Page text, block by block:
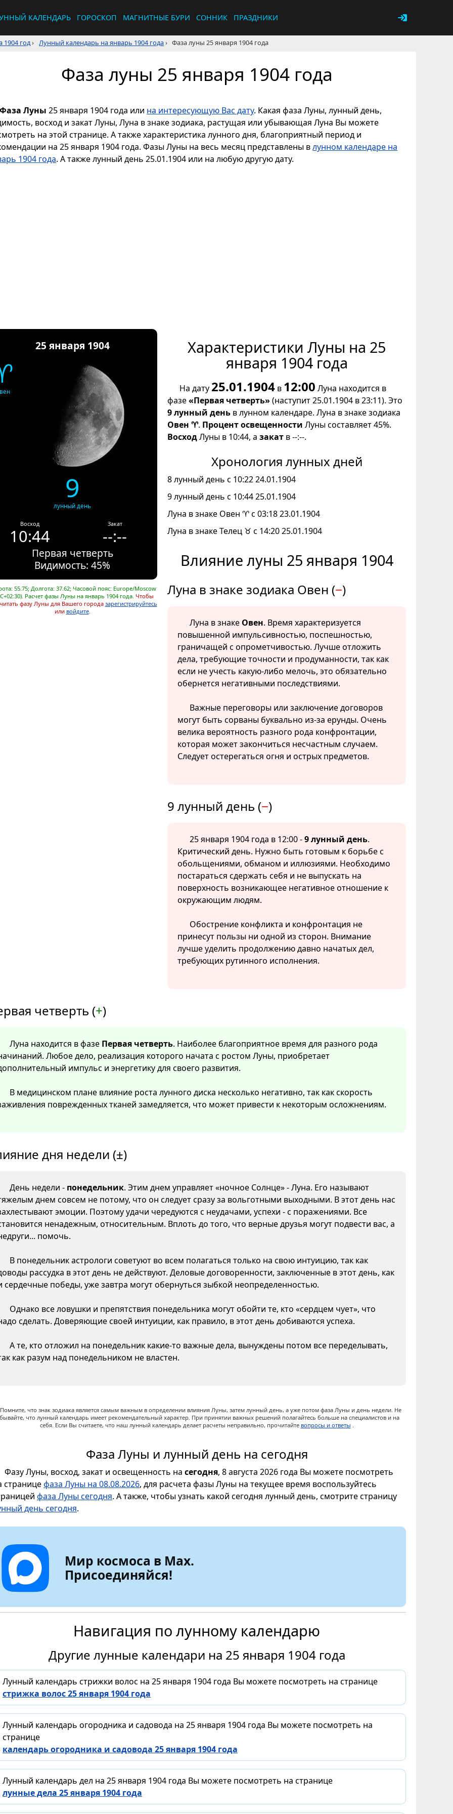
КАЛЕНДАРЬ ГОРОСКОП МАГНИТНЫЕ БУРИ СОННИК ПРАЗДНИКИ
1904 год› Лунный календарь на январь 1904 года› Фаза луны 25 января 1904 года
Фаза луны 25 января 1904 года
Фаза Луны 25 января 1904 года или на интересующую Вас дату. Какая фаза Луны, лунный день,
восход и закат Луны, Луна в знаке зодиака, растущая или убывающая Луна Вы можете
на этой странице. А также характеристика лунного дня, благоприятный период и
на 25 января 1904 года. Фазы Луны на весь месяц представлены влунном календаре на
1904 года. А также лунный день 25.01.1904 или на любую другую дату.
25 января 1904
9
лунный день
Восход
10:44
Закат
--:--
Первая четверть
Видимость: 45%
55.75; Долгота: 37.62; Часовой пояс: Europe/Moscow
Расчет фазы Луны на январь 1904 года. Чтобы
фазу Луны для Вашего города зарегистрируйтесь
или войдите.
Характеристики Луны на 25
января 1904 года
На дату 25.01.1904 в 12:00 Луна находится в
фазе«Первая четверть»(наступит 25.01.1904 в 23:11). Это
9 лунный день в лунном календаре. Луна в знаке зодиака
Овен ♈. Процент освещенности Луны составляет 45%.
ВосходЛуны в 10:44, а закат в --:--.
Хронология лунных дней
8 лунный день с 10:22 24.01.1904
9 лунный день с 10:44 25.01.1904
Луна в знаке Овен ♈ с 03:18 23.01.1904
Луна в знаке Телец ♉ с 14:20 25.01.1904
Влияние луны 25 января 1904
Луна в знаке зодиака Овен (−)
Луна в знаке Овен. Время характеризуется
повышенной импульсивностью, поспешностью,
граничащей с опрометчивостью. Лучше отложить
дела, требующие точности и продуманности, так как
если не учесть какую-либо мелочь, это обязательно
обернется негативными последствиями.
Важные переговоры или заключение договоров
могут быть сорваны буквально из-за ерунды. Очень
велика вероятность разного рода конфронтации,
которая может закончиться несчастным случаем.
Следует остерегаться огня и острых предметов.
9 лунный день (−)
25 января 1904 года в 12:00 -9 лунный день.
Критический день. Нужно быть готовым к борьбе с
обольщениями, обманом и иллюзиями. Необходимо
постараться сдержать себя и не выпускать на
поверхность возникающее негативное отношение к
окружающим людям.
Обострение конфликта и конфронтация не
принесут пользы ни одной из сторон. Внимание
лучше уделить продолжению давно начатых дел,
требующих рутинного исполнения.
четверть (+)
Луна находится в фазе Первая четверть. Наиболее благоприятное время для разного рода
Любое дело, реализация которого начата с ростом Луны, приобретает
импульс и энергетику для своего развития.
В медицинском плане влияние роста лунного диска несколько негативно, так как скорость
поврежденных тканей замедляется, что может привести к некоторым осложнениям.
дня недели (±)
День недели - понедельник. Этим днем управляет «ночное Солнце» - Луна. Его называют
днем совсем не потому, что он следует сразу за вольготными выходными. В этот день нас
эмоции. Поэтому удачи чередуются с неудачами, успехи - с поражениями. Все
ненадежным, относительным. Вплоть до того, что верные друзья могут подвести вас, а
помочь.
В понедельник астрологи советуют во всем полагаться только на свою интуицию, так как
рассудка в этот день не действуют. Деловые договоренности, заключенные в этот день, как
сердечные победы, уже завтра могут обернуться зыбкой неопределенностью.
Однако все ловушки и препятствия понедельника могут обойти те, кто «сердцем чует», что
сделать. Доверяющие своей интуиции, как правило, в этот день добиваются успеха.
А те, кто отложил на понедельник какие-то важные дела, вынуждены потом все переделывать,
как разум над понедельником не властен.
Помните, что знак зодиака является самым важным в определении влияния Луны, затем лунный день, а уже потом фаза Луны и день недели. Не
что лунный календарь имеет рекомендательный характер. При принятии важных решений полагайтесь больше на специалистов и на
себя. Если Вы считаете, что наш лунный календарь делает расчеты неправильно, прочитайте вопросы и ответы .
Фаза Луны и лунный день на сегодня
Фазу Луны, восход, закат и освещенность на сегодня, 8 августа 2026 года Вы можете посмотреть
страницефаза Луны на 08.08.2026, для расчета фазы Луны на текущее время воспользуйтесь
фаза Луны сегодня. А также, чтобы узнать какой сегодня лунный день, смотрите страницу
день сегодня.
Мир космоса в Max.
Присоединяйся!
Навигация по лунному календарю
Другие лунные календари на 25 января 1904 года
Лунный календарь стрижки волос на 25 января 1904 года Вы можете посмотреть на странице
стрижка волос 25 января 1904 года
Лунный календарь огородника и садовода на 25 января 1904 года Вы можете посмотреть на
странице
календарь огородника и садовода 25 января 1904 года
Лунный календарь дел на 25 января 1904 года Вы можете посмотреть на странице
лунные дела 25 января 1904 года